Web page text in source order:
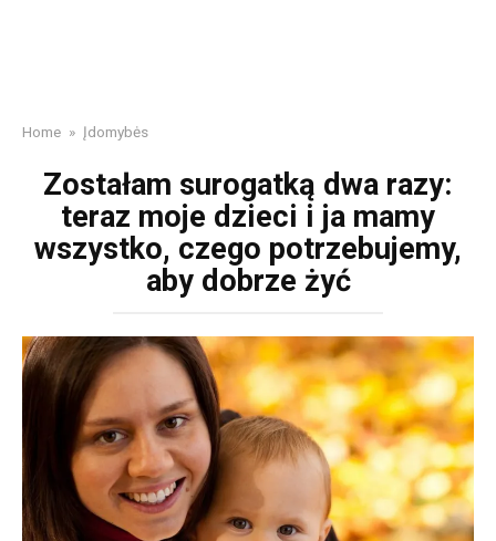
Home » Įdomybės
Zostałam surogatką dwa razy:
teraz moje dzieci i ja mamy
wszystko, czego potrzebujemy,
aby dobrze żyć